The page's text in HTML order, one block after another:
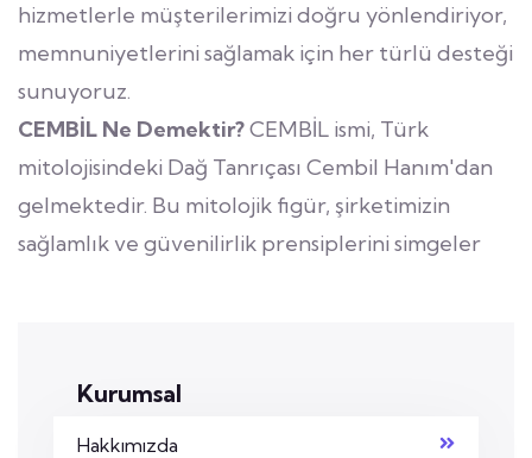
hizmetlerle müşterilerimizi doğru yönlendiriyor,
memnuniyetlerini sağlamak için her türlü desteği
sunuyoruz.
CEMBİL Ne Demektir?CEMBİL ismi, Türk
mitolojisindeki Dağ Tanrıçası Cembil Hanım'dan
gelmektedir. Bu mitolojik figür, şirketimizin
sağlamlık ve güvenilirlik prensiplerini simgeler
Kurumsal
Hakkımızda